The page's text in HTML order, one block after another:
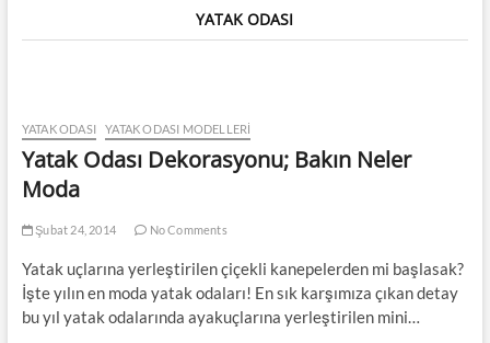
YATAK ODASI
YATAK ODASI YATAK ODASI MODELLERI
Yatak Odası Dekorasyonu; Bakın Neler
Moda
Şubat 24, 2014 No Comments
Yatak uçlarına yerleştirilen çiçekli kanepelerden mi başlasak?
İşte yılın en moda yatak odaları! En sık karşımıza çıkan detay
bu yıl yatak odalarında ayakuçlarına yerleştirilen mini…